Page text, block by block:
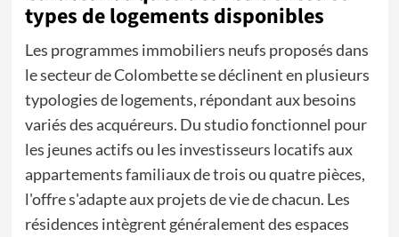
types de logements disponibles
Les programmes immobiliers neufs proposés dans
le secteur de Colombette se déclinent en plusieurs
typologies de logements, répondant aux besoins
variés des acquéreurs. Du studio fonctionnel pour
les jeunes actifs ou les investisseurs locatifs aux
appartements familiaux de trois ou quatre pièces,
l'offre s'adapte aux projets de vie de chacun. Les
résidences intègrent généralement des espaces